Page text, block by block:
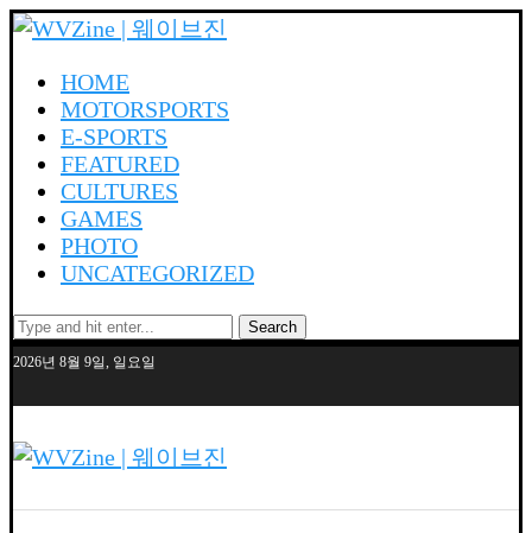
HOME
MOTORSPORTS
E-SPORTS
FEATURED
CULTURES
GAMES
PHOTO
UNCATEGORIZED
Search
2026년 8월 9일, 일요일